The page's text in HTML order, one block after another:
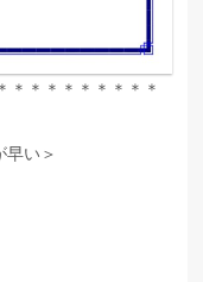
＊＊＊＊＊＊＊＊＊
早い＞